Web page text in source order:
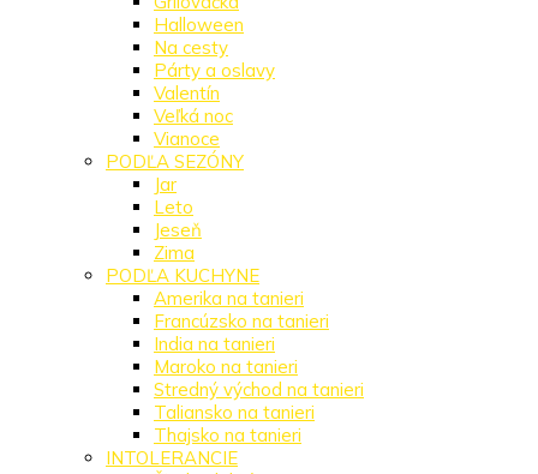
Halloween
Na cesty
Párty a oslavy
Valentín
Veľká noc
Vianoce
PODĽA SEZÓNY
Jar
Leto
Jeseň
Zima
PODĽA KUCHYNE
Amerika na tanieri
Francúzsko na tanieri
India na tanieri
Maroko na tanieri
Stredný východ na tanieri
Taliansko na tanieri
Thajsko na tanieri
INTOLERANCIE